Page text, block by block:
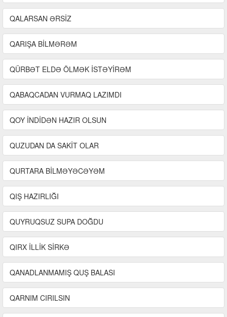
QALARSAN ƏRSİZ
QARIŞA BİLMƏRƏM
QÜRBƏT ELDƏ ÖLMƏK İSTƏYİRƏM
QABAQCADAN VURMAQ LAZIMDI
QOY İNDİDƏN HAZIR OLSUN
QUZUDAN DA SAKİT OLAR
QURTARA BİLMƏYƏCƏYƏM
QIŞ HAZIRLIĞI
QUYRUQSUZ SUPA DOĞDU
QIRX İLLİK SİRKƏ
QANADLANMAMIŞ QUŞ BALASI
QARNIM CIRILSIN